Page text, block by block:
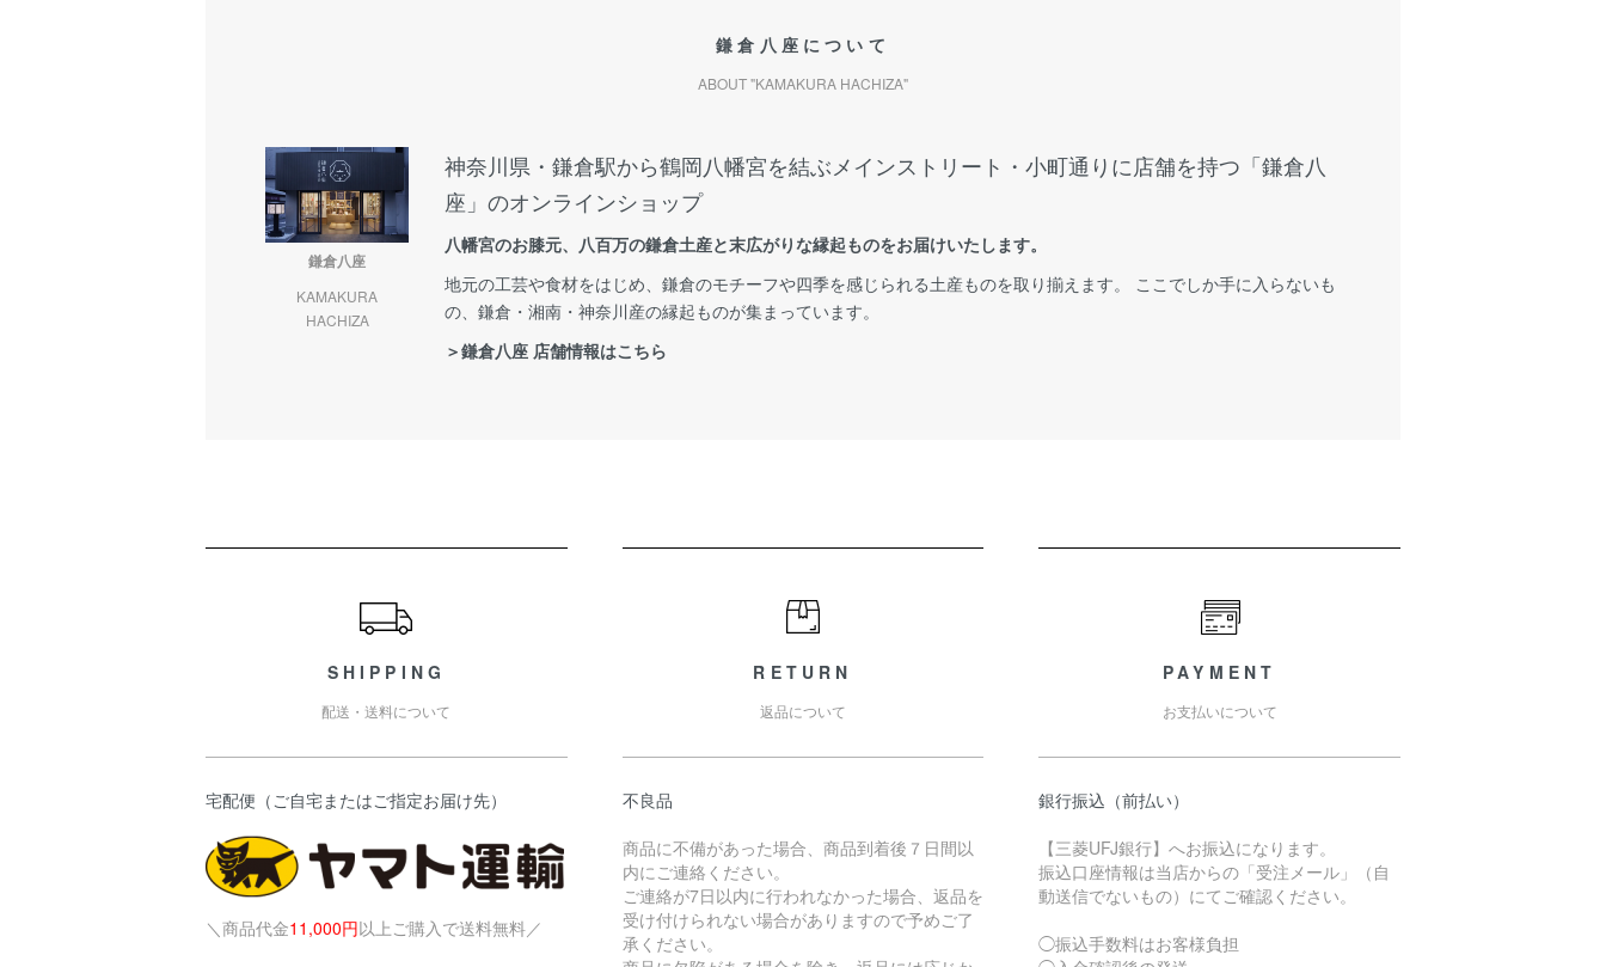
鎌倉八座について
ABOUT "KAMAKURA HACHIZA"
鎌倉八座
KAMAKURA
HACHIZA
神奈川県・鎌倉駅から鶴岡八幡宮を結ぶメインストリート・小町通りに店舗を持つ「鎌倉八
座」のオンラインショップ
八幡宮のお膝元、八百万の鎌倉土産と末広がりな縁起ものをお届けいたします。
地元の工芸や食材をはじめ、鎌倉のモチーフや四季を感じられる土産ものを取り揃えます。 ここでしか手に入らないも
の、鎌倉・湘南・神奈川産の縁起ものが集まっています。
＞鎌倉八座 店舗情報はこちら
SHIPPING
配送・送料について
宅配便（ご自宅またはご指定お届け先）
＼商品代金11,000円以上ご購入で送料無料／
RETURN
返品について
不良品
商品に不備があった場合、商品到着後７日間以
内にご連絡ください。
ご連絡が7日以内に行われなかった場合、返品を
受け付けられない場合がありますので予めご了
承ください。
PAYMENT
お支払いについて
銀行振込（前払い）
【三菱UFJ銀行】へお振込になります。
振込口座情報は当店からの「受注メール」（自
動送信でないもの）にてご確認ください。
◯振込手数料はお客様負担